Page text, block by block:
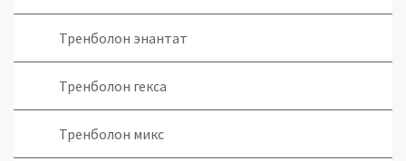
Тренболон энантат
Тренболон гекса
Тренболон микс